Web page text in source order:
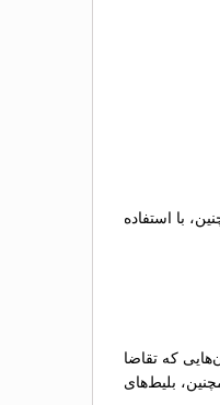
با استفاده
که تقاضا
بلیط‌های